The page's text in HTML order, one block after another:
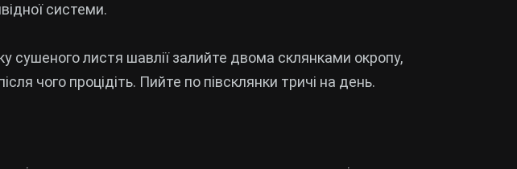
системи.
сушеного листя шавлії залийте двома склянками окропу,
чого процідіть. Пийте по півсклянки тричі на день.